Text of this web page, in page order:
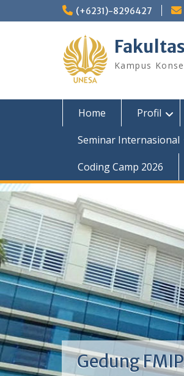
to
(+6231)-8296427
Kampus
Home Profil
Seminar Internasional
Coding Camp 2026
Gedung